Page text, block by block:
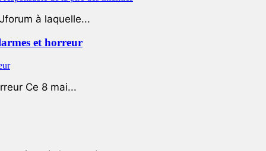
à laquelle...
et horreur
Ce 8 mai...